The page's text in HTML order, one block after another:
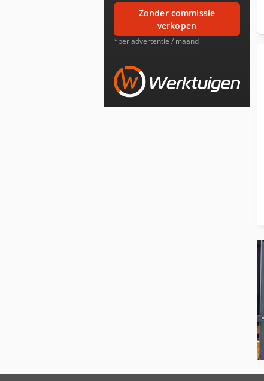
zonder commissie
verkopen
*per advertentie / maand